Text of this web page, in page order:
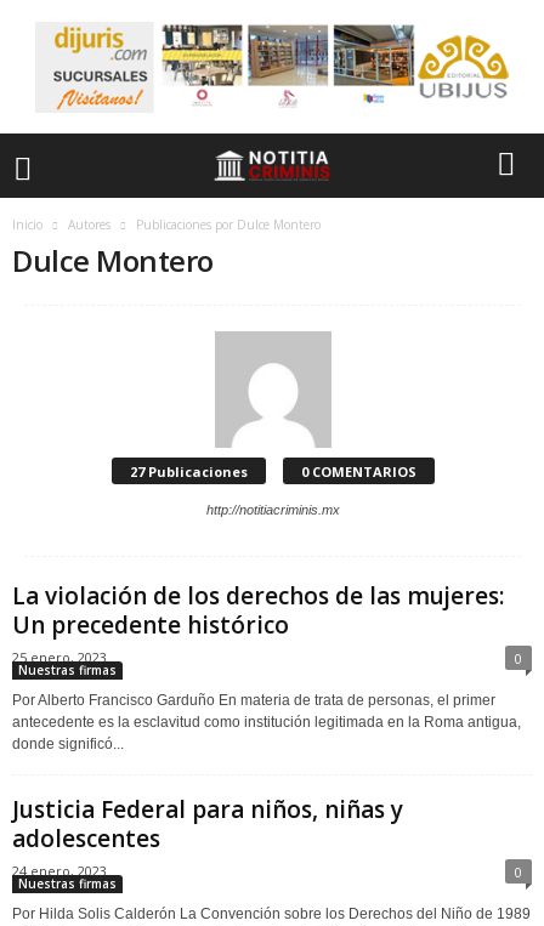
Inicio Autores Publicaciones por Dulce Montero
Dulce Montero
27 Publicaciones 0 COMENTARIOS
http://notitiacriminis.mx
La violación de los derechos de las mujeres:
Un precedente histórico
25 enero, 2023 0
Nuestras firmas
Por Alberto Francisco Garduño En materia de trata de personas, el primer
antecedente es la esclavitud como institución legitimada en la Roma antigua,
donde significó...
Justicia Federal para niños, niñas y
adolescentes
24 enero, 2023 0
Nuestras firmas
Por Hilda Solis Calderón La Convención sobre los Derechos del Niño de 1989